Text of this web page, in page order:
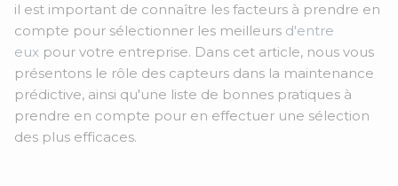
il est important de connaître les facteurs à prendre en
compte pour sélectionner les meilleurs d'entre
eux pour votre entreprise. Dans cet article, nous vous
présentons le rôle des capteurs dans la maintenance
prédictive, ainsi qu'une liste de bonnes pratiques à
prendre en compte pour en effectuer une sélection
des plus efficaces.